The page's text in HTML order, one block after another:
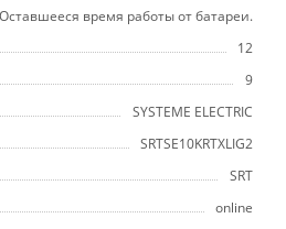
время работы от батареи.
12
9
SYSTEME ELECTRIC
SRTSE10KRTXLIG2
SRT
online